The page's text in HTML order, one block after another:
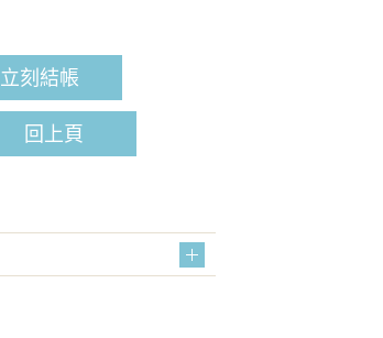
立刻結帳
回上頁